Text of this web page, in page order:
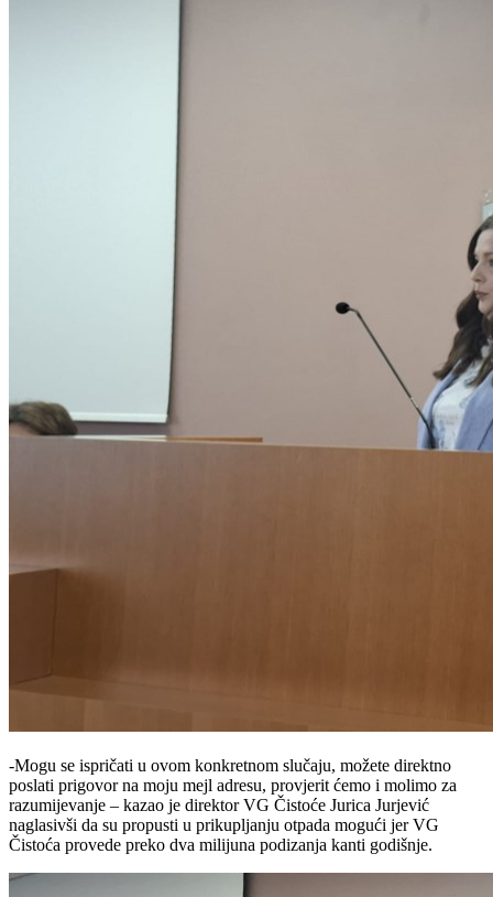
-Mogu se ispričati u ovom konkretnom slučaju, možete direktno
poslati prigovor na moju mejl adresu, provjerit ćemo i molimo za
razumijevanje – kazao je direktor VG Čistoće Jurica Jurjević
naglasivši da su propusti u prikupljanju otpada mogući jer VG
Čistoća provede preko dva milijuna podizanja kanti godišnje.